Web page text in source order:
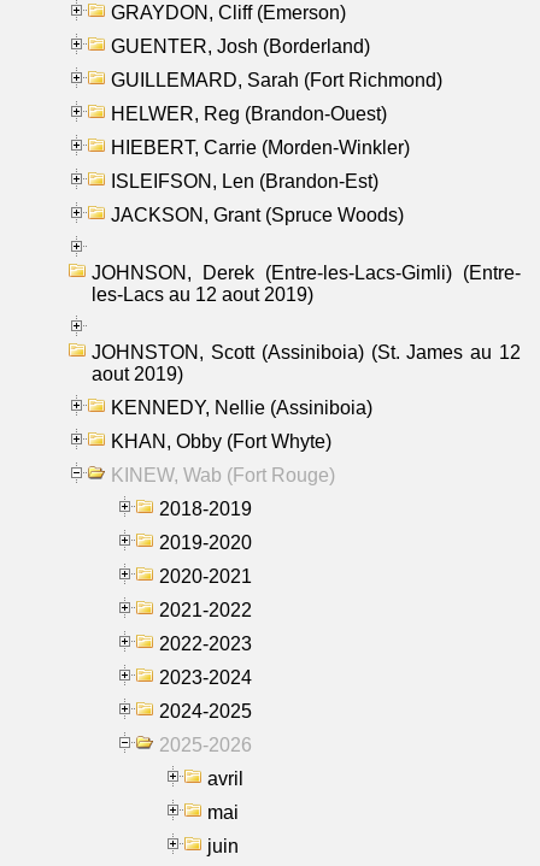
GRAYDON, Cliff (Emerson)
GUENTER, Josh (Borderland)
GUILLEMARD, Sarah (Fort Richmond)
HELWER, Reg (Brandon-Ouest)
HIEBERT, Carrie (Morden-Winkler)
ISLEIFSON, Len (Brandon-Est)
JACKSON, Grant (Spruce Woods)
JOHNSON, Derek (Entre-les-Lacs-Gimli) (Entre-
les-Lacs au 12 aout 2019)
JOHNSTON, Scott (Assiniboia) (St. James au 12
aout 2019)
KENNEDY, Nellie (Assiniboia)
KHAN, Obby (Fort Whyte)
KINEW, Wab (Fort Rouge)
2018-2019
2019-2020
2020-2021
2021-2022
2022-2023
2023-2024
2024-2025
2025-2026
avril
mai
juin